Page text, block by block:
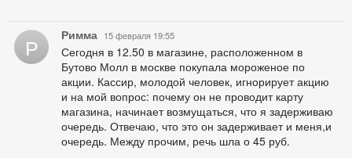
Р Римма 15 февраля 19:55
Сегодня в 12.50 в магазине, расположенном в
Бутово Молл в москве покупала мороженое по
акции. Кассир, молодой человек, игнорирует акцию
и на мой вопрос: почему он не проводит карту
магазина, начинает возмущаться, что я задерживаю
очередь. Отвечаю, что это он задерживает и меня,и
очередь. Между прочим, речь шла о 45 руб.